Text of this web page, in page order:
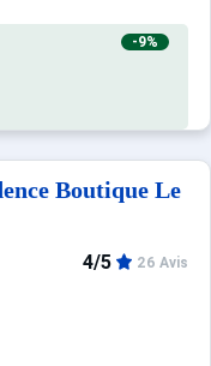
-9%
Boutique Le
4/5 26 Avis